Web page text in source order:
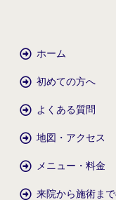
ホーム
初めての方へ
よくある質問
地図・アクセス
メニュー・料金
来院から施術ま